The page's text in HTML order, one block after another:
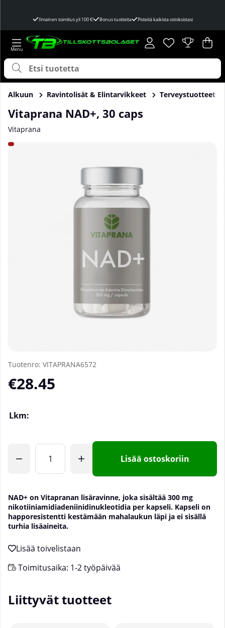
Ilmainen toimitus yli 100 €! Bonus tuotteita Pisteitä kaikista ostoksistasi
Toivelista
Lukumäärä
. .
Alkuun Ravintolisät & Elintarvikkeet Terveystuotteet
Vitaprana NAD+, 30 caps
Vitaprana
Tuotekuvat Vitaprana NAD+, 30 caps
Tuotenro: VITAPRANA6572
€28.45
Lkm:
Lisää ostoskoriin
NAD+ on Vitapranan lisäravinne, joka sisältää 300 mg
nikotiiniamidiadeniinidinukleotidia per kapseli. Kapseli on
happoresistentti kestämään mahalaukun läpi ja ei sisällä
turhia lisäaineita.
Toimitusaika: 1-2 työpäivää
Liittyvät tuotteet